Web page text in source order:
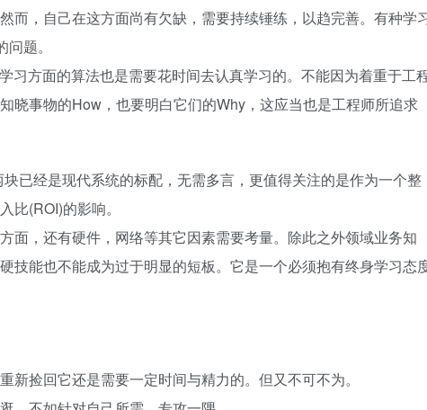
而，自己在这方面尚有欠缺，需要持续锤练，以趋完善。有种学
题。
习方面的算法也是需要花时间去认真学习的。不能因为着重于工
晓事物的How，也要明白它们的Why，这应当也是工程师所追求
已经是现代系统的标配，无需多言，更值得关注的是作为一个整
比(ROI)的影响。
面，还有硬件，网络等其它因素需要考量。除此之外领域业务知
技能也不能成为过于明显的短板。它是一个必须抱有终身学习态
捡回它还是需要一定时间与精力的。但又不可不为。